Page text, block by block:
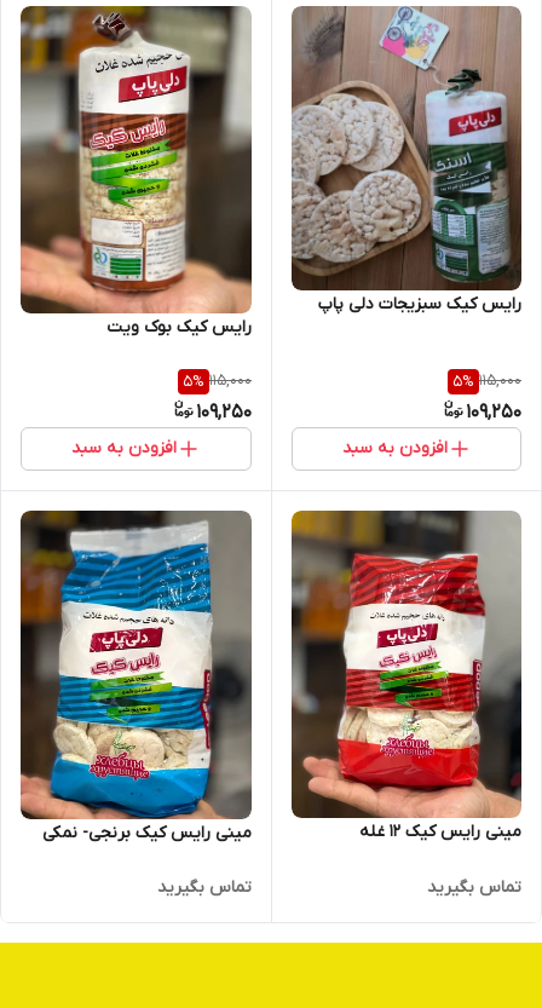
رایس کیک سبزیجات دلی پاپ
115,000
5%
109,250
افزودن به سبد
رایس کیک بوک ویت
115,000
5%
109,250
افزودن به سبد
مینی رایس کیک 12 غله
تماس بگیرید
مینی رایس کیک برنجی- نمکی
تماس بگیرید